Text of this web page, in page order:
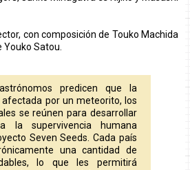
con composición de Touko Machida
Satou.
predicen que la
por un meteorito, los
se reúnen para desarrollar
la supervivencia humana
Seven Seeds. Cada país
una cantidad de
lo que les permitirá